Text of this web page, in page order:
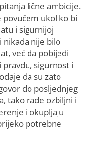
lične ambicije.
povučem ukoliko bi
i sigurnijoj
nikada nije bilo
već da pobijedi
sigurnost i
da su zato
do posljednjeg
tako rade ozbiljni i
i okupljaju
potrebne